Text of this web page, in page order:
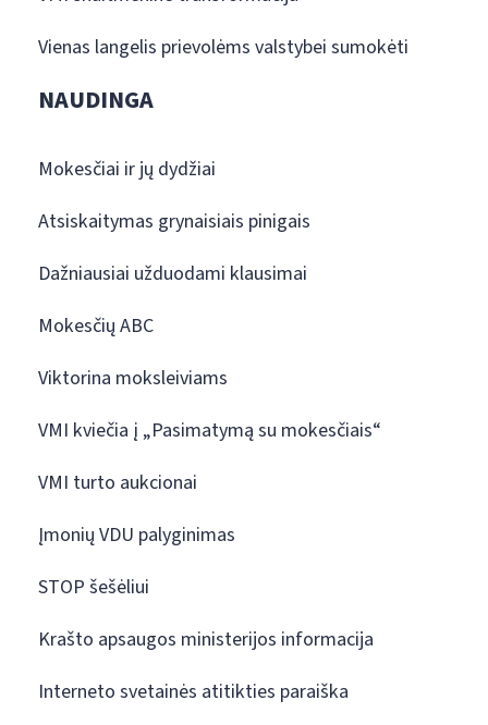
Vienas langelis prievolėms valstybei sumokėti
NAUDINGA
Mokesčiai ir jų dydžiai
Atsiskaitymas grynaisiais pinigais
Dažniausiai užduodami klausimai
Mokesčių ABC
Viktorina moksleiviams
VMI kviečia į „Pasimatymą su mokesčiais“
VMI turto aukcionai
Įmonių VDU palyginimas
STOP šešėliui
Krašto apsaugos ministerijos informacija
Interneto svetainės atitikties paraiška